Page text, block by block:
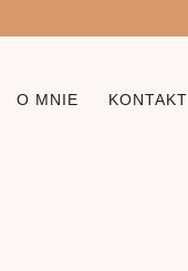
O MNIE KONTAKT